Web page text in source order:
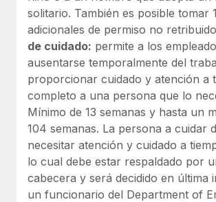
solitario. También es posible tomar
adicionales de permiso no
de cuidado: permite a los
ausentarse temporalmente del
proporcionar cuidado y atención a
completo a una persona que lo
Mínimo de 13 semanas y hasta un
104 semanas. La persona a cuidar
necesitar atención y cuidado a
lo cual debe estar respaldado por
cabecera y será decidido en última
un funcionario del Department of